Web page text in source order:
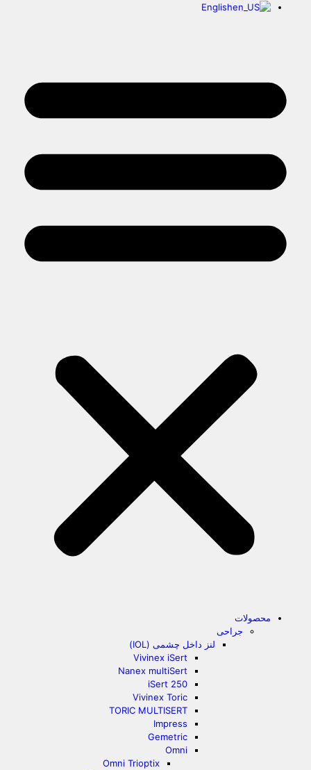
English
محصولات
جراحی
لنز داخل چشمی (IOL)
Vivinex iSert
Nanex multiSert
iSert 250
Vivinex Toric
TORIC MULTISERT
Impress
Gemetric
Omni
Omni Trioptix